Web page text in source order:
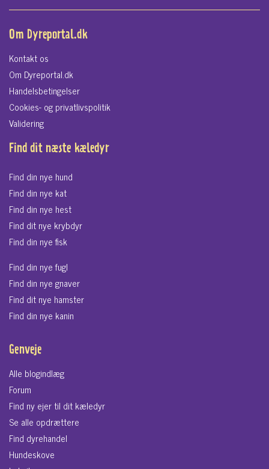
Om Dyreportal.dk
Kontakt os
Om Dyreportal.dk
Handelsbetingelser
Cookies- og privatlivspolitik
Validering
Find dit næste kæledyr
Find din nye hund
Find din nye kat
Find din nye hest
Find dit nye krybdyr
Find din nye fisk
Find din nye fugl
Find din nye gnaver
Find dit nye hamster
Find din nye kanin
Genveje
Alle blogindlæg
Forum
Find ny ejer til dit kæledyr
Se alle opdrættere
Find dyrehandel
Hundeskove